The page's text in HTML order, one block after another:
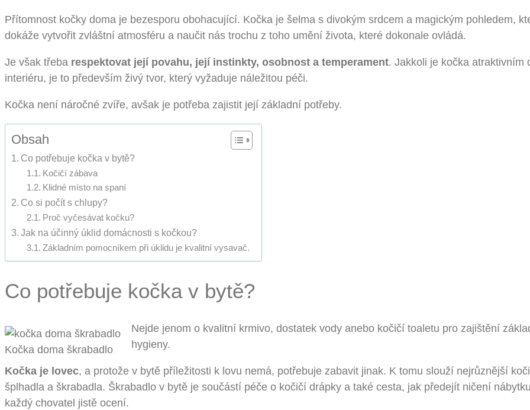
Přítomnost kočky doma je bezesporu obohacující. Kočka je šelma s divokým srdcem a magickým pohledem,
dokáže vytvořit zvláštní atmosféru a naučit nás trochu z toho umění života, které dokonale ovládá.
Je však třeba respektovat její povahu, její instinkty, osobnost a temperament. Jakkoli je kočka atraktivním
interiéru, je to především živý tvor, který vyžaduje náležitou péči.
Kočka není náročné zvíře, avšak je potřeba zajistit její základní potřeby.
Obsah
Co potřebuje kočka v bytě?
Kočičí zábava
Klidné místo na spaní
Co si počít s chlupy?
Proč vyčesávat kočku?
Jak na účinný úklid domácnosti s kočkou?
Základním pomocníkem při úklidu je kvalitní vysavač.
Co potřebuje kočka v bytě?
Kočka doma škrabadlo
Nejde jenom o kvalitní krmivo, dostatek vody anebo kočičí toaletu pro zajištění
hygieny.
Kočka je lovec, a protože v bytě příležitosti k lovu nemá, potřebuje zabavit jinak. K tomu slouží nejrůznější
šplhadla a škrabadla. Škrabadlo v bytě je součástí péče o kočičí drápky a také cesta, jak předejít ničení
každý chovatel jistě ocení.